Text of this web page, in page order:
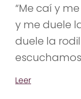
“Me caí y
y me duele
duele la
escuchamos
Leer